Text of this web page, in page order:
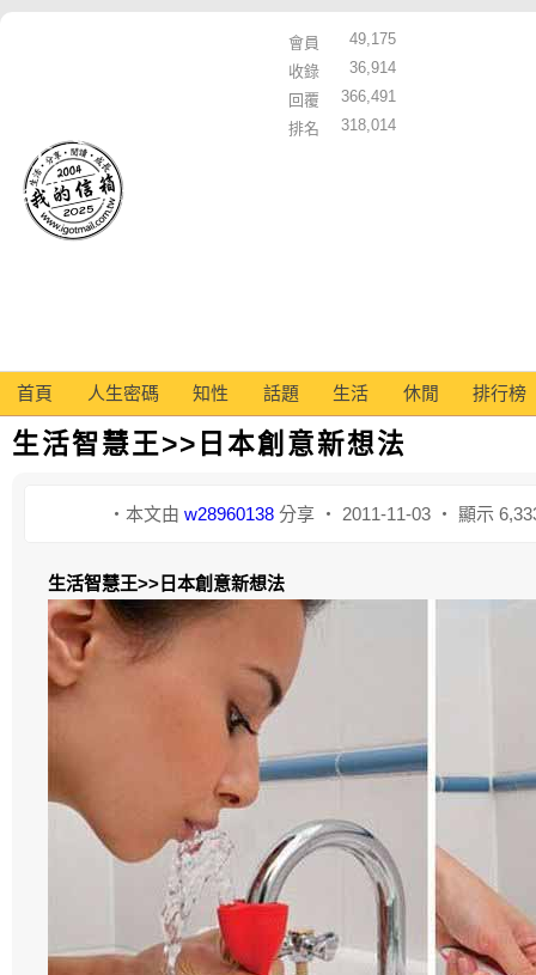
會員
49,175
收錄
36,914
回覆
366,491
排名
318,014
首頁 人生密碼 知性 話題 生活 休閒 排行榜
生活智慧王>>日本創意新想法
‧本文由w28960138 分享 ‧ 2011-11-03 ‧ 顯示
生活智慧王>>日本創意新想法